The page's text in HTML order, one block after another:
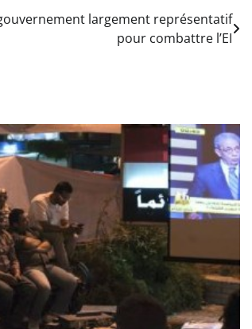
largement représentatif
pour combattre l’EI